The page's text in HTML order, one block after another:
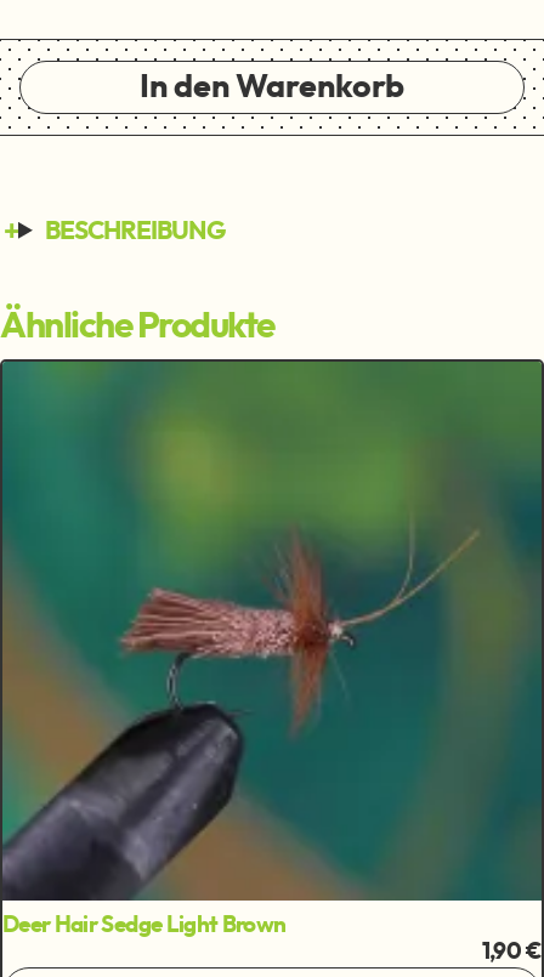
In den Warenkorb
BESCHREIBUNG
Ähnliche Produkte
Deer Hair Sedge Light Brown
1,90 €